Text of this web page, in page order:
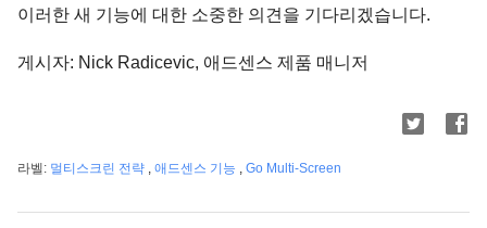
이러한 새 기능에 대한 소중한 의견을 기다리겠습니다.
게시자: Nick Radicevic, 애드센스 제품 매니저
라벨: 멀티스크린 전략 , 애드센스 기능 , Go Multi-Screen